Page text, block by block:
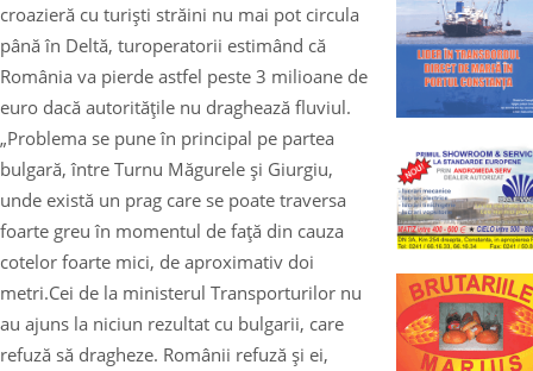
croazieră cu turişti străini nu mai pot circula
până în Deltă, turoperatorii estimând că
România va pierde astfel peste 3 milioane de
euro dacă autorităţile nu draghează fluviul.
„Problema se pune în principal pe partea
bulgară, între Turnu Măgurele şi Giurgiu,
unde există un prag care se poate traversa
foarte greu în momentul de faţă din cauza
cotelor foarte mici, de aproximativ doi
metri.Cei de la ministerul Transporturilor nu
au ajuns la niciun rezultat cu bulgarii, care
refuză să dragheze. Românii refuză şi ei,